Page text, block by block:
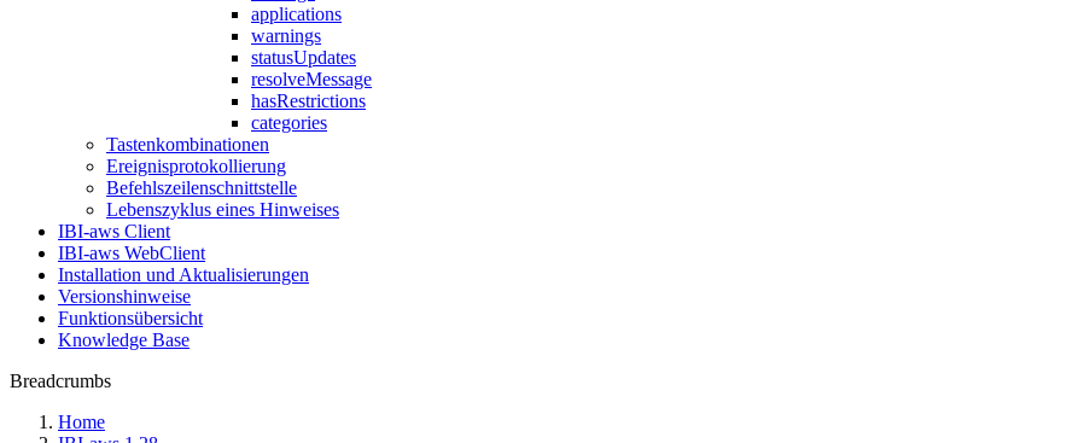
applications
warnings
statusUpdates
resolveMessage
hasRestrictions
categories
Tastenkombinationen
Ereignisprotokollierung
Befehlszeilenschnittstelle
Lebenszyklus eines Hinweises
IBI-aws Client
IBI-aws WebClient
Installation und Aktualisierungen
Versionshinweise
Funktionsübersicht
Knowledge Base
Breadcrumbs
Home